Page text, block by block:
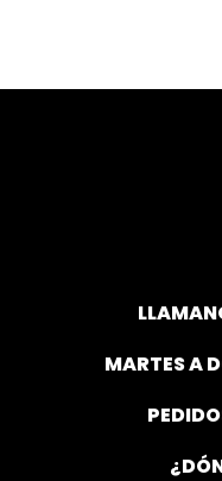
MARTES A